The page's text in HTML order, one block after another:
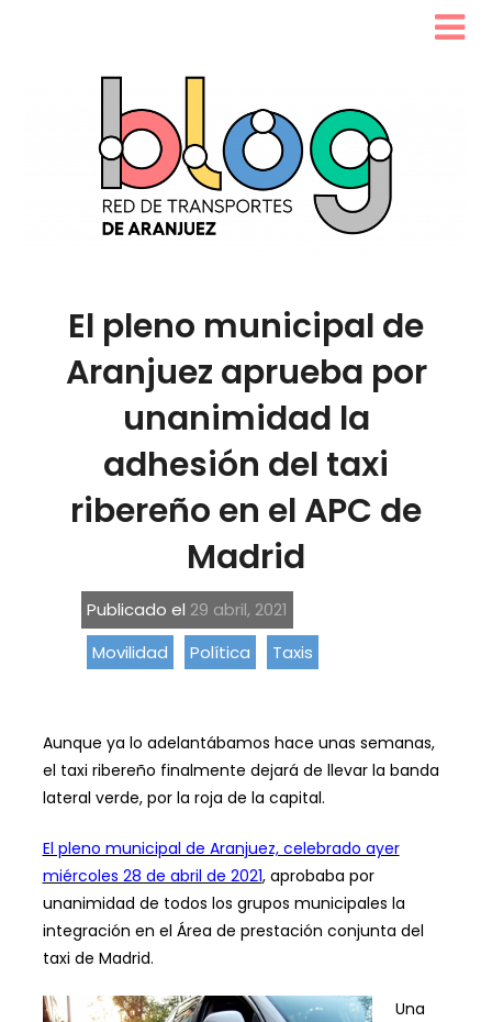
El pleno municipal de
Aranjuez aprueba por
unanimidad la
adhesión del taxi
ribereño en el APC de
Madrid
Publicado el 29 abril, 2021
Movilidad
Política Taxis
Aunque ya lo adelantábamos hace unas semanas,
el taxi ribereño finalmente dejará de llevar la banda
lateral verde, por la roja de la capital.
El pleno municipal de Aranjuez, celebrado ayer
miércoles 28 de abril de 2021, aprobaba por
unanimidad de todos los grupos municipales la
integración en el Área de prestación conjunta del
taxi de Madrid.
Una